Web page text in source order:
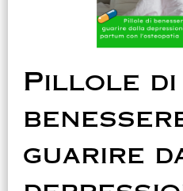
Pillole di
guarire